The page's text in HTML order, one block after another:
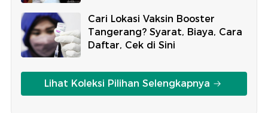
Cari Lokasi Vaksin Booster
Tangerang? Syarat, Biaya, Cara
Daftar, Cek di Sini
Lihat Koleksi Pilihan Selengkapnya